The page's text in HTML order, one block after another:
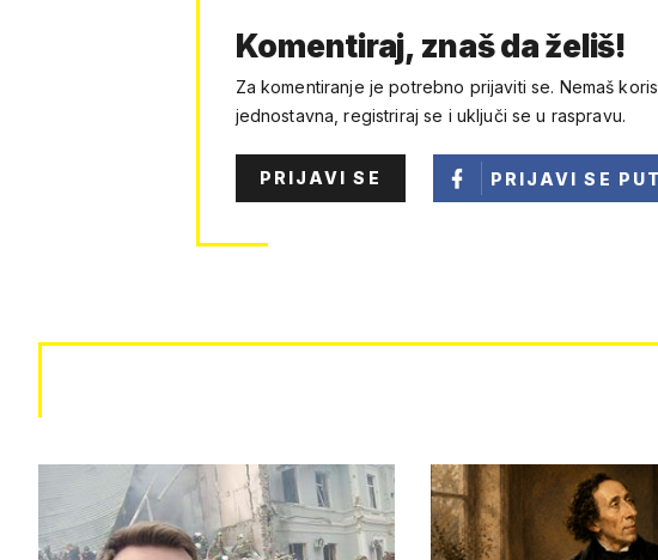
Komentiraj, znaš da želiš!
Za komentiranje je potrebno prijaviti se. Nemaš
jednostavna, registriraj se i uključi se u raspravu.
PRIJAVI SE PRIJAVI SE